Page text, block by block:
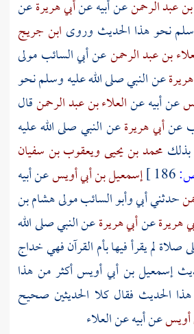
بن عبد الرحمنعنأبيهعنأبي هريرةعن
نحو هذا الحديث وروى ابن جريج
بن عبد الرحمنعنأبي السائبمولى
عن النبي صلى الله عليه وسلم نحو
عنأبيهعنالعلاء بن عبد الرحمنقال
عنأبي هريرةعن النبي صلى الله عليه
محمد بن يحيىويعقوب بن سفيان
إسمعيل بن أبي أويسعنأبيه
حدثنيأبيوأبو السائبمولىهشام بن
هريرةعنأبي هريرةعن النبي صلى الله
لم يقرأ فيها بأم القرآن فهي خداج
إسمعيل بن أبي أويسأكثر من هذا
الحديث فقال كلا الحديثين صحيح
أويسعن أبيه عنالعلاء